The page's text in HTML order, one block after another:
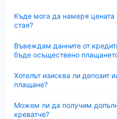
Къде мога да намеря цената
стая?
Въвеждам данните от
бъде осъществено
Хотелът изисква ли депозит
плащане?
Можем ли да получим
креватче?